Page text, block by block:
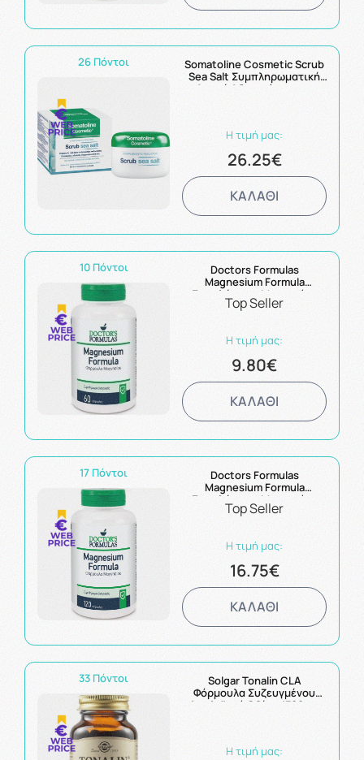
26 Πόντοι
Somatoline Cosmetic Scrub
Sea Salt Συμπληρωματική
Αγωγή Αδυνατίσματος,
Η τιμή μας:
26.25€
ΚΑΛΑΘΙ
10 Πόντοι
Doctors Formulas
Magnesium Formula
Συμπλήρωμα Μαγνησίου
60Caps
Top Seller
Η τιμή μας:
9.80€
ΚΑΛΑΘΙ
17 Πόντοι
Doctors Formulas
Magnesium Formula
Συμπλήρωμα Μαγνησίου
120Caps
Top Seller
Η τιμή μας:
16.75€
ΚΑΛΑΘΙ
33 Πόντοι
Solgar Tonalin CLA
Φόρμουλα Συζευγμένου
Λινολεϊκού Οξέος 1300mg
Η τιμή μας: